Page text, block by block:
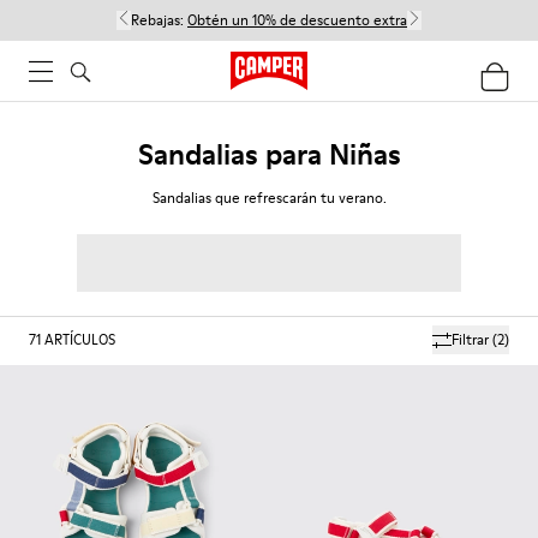
Rebajas: Obtén un 10% de descuento extra
Sandalias para Niñas
Sandalias que refrescarán tu verano.
Filtrar(2)
71ARTÍCULOS